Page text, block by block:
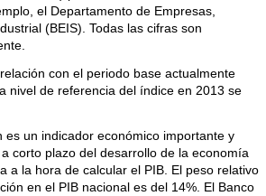
el Departamento de Empresas,
(BEIS). Todas las cifras son
con el periodo base actualmente
nivel de referencia del índice en 2013 se
es un indicador económico importante y
corto plazo del desarrollo de la economía
a la hora de calcular el PIB. El peso relativo
en el PIB nacional es del 14%. El Banco